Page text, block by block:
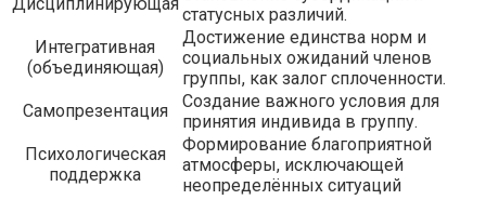
статусных различий.
Интегративная
(объединяющая)
Достижение единства норм и
социальных ожиданий членов
группы, как залог сплоченности.
Самопрезентация
Создание важного условия для
принятия индивида в группу.
Психологическая
поддержка
Формирование благоприятной
атмосферы, исключающей
неопределённых ситуаций